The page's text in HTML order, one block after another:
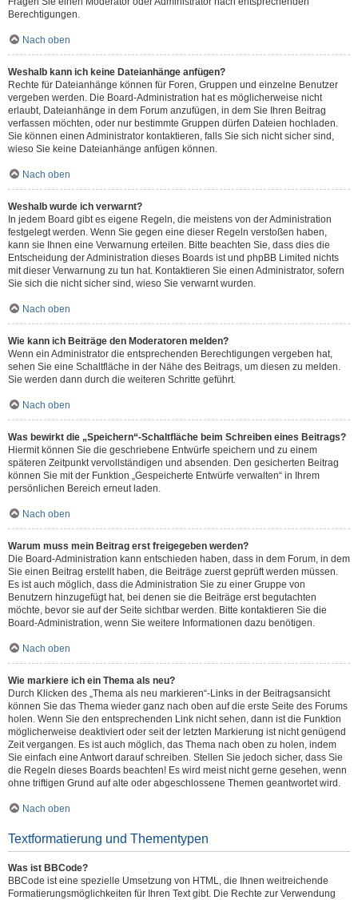
Berechtigungen.
Nach oben
Weshalb kann ich keine Dateianhänge anfügen?
Rechte für Dateianhänge können für Foren, Gruppen und einzelne Benutzer
vergeben werden. Die Board-Administration hat es möglicherweise nicht
erlaubt, Dateianhänge in dem Forum anzufügen, in dem Sie Ihren Beitrag
verfassen möchten, oder nur bestimmte Gruppen dürfen Dateien hochladen.
Sie können einen Administrator kontaktieren, falls Sie sich nicht sicher sind,
wieso Sie keine Dateianhänge anfügen können.
Nach oben
Weshalb wurde ich verwarnt?
In jedem Board gibt es eigene Regeln, die meistens von der Administration
festgelegt werden. Wenn Sie gegen eine dieser Regeln verstoßen haben,
kann sie Ihnen eine Verwarnung erteilen. Bitte beachten Sie, dass dies die
Entscheidung der Administration dieses Boards ist und phpBB Limited nichts
mit dieser Verwarnung zu tun hat. Kontaktieren Sie einen Administrator, sofern
Sie sich die nicht sicher sind, wieso Sie verwarnt wurden.
Nach oben
Wie kann ich Beiträge den Moderatoren melden?
Wenn ein Administrator die entsprechenden Berechtigungen vergeben hat,
sehen Sie eine Schaltfläche in der Nähe des Beitrags, um diesen zu melden.
Sie werden dann durch die weiteren Schritte geführt.
Nach oben
Was bewirkt die „Speichern“-Schaltfläche beim Schreiben eines Beitrags?
Hiermit können Sie die geschriebene Entwürfe speichern und zu einem
späteren Zeitpunkt vervollständigen und absenden. Den gesicherten Beitrag
können Sie mit der Funktion „Gespeicherte Entwürfe verwalten“ in Ihrem
persönlichen Bereich erneut laden.
Nach oben
Warum muss mein Beitrag erst freigegeben werden?
Die Board-Administration kann entschieden haben, dass in dem Forum, in dem
Sie einen Beitrag erstellt haben, die Beiträge zuerst geprüft werden müssen.
Es ist auch möglich, dass die Administration Sie zu einer Gruppe von
Benutzern hinzugefügt hat, bei denen sie die Beiträge erst begutachten
möchte, bevor sie auf der Seite sichtbar werden. Bitte kontaktieren Sie die
Board-Administration, wenn Sie weitere Informationen dazu benötigen.
Nach oben
Wie markiere ich ein Thema als neu?
Durch Klicken des „Thema als neu markieren“-Links in der Beitragsansicht
können Sie das Thema wieder ganz nach oben auf die erste Seite des Forums
holen. Wenn Sie den entsprechenden Link nicht sehen, dann ist die Funktion
möglicherweise deaktiviert oder seit der letzten Markierung ist nicht genügend
Zeit vergangen. Es ist auch möglich, das Thema nach oben zu holen, indem
Sie einfach eine Antwort darauf schreiben. Stellen Sie jedoch sicher, dass Sie
die Regeln dieses Boards beachten! Es wird meist nicht gerne gesehen, wenn
ohne triftigen Grund auf alte oder abgeschlossene Themen geantwortet wird.
Nach oben
Textformatierung und Thementypen
Was ist BBCode?
BBCode ist eine spezielle Umsetzung von HTML, die Ihnen weitreichende
Formatierungsmöglichkeiten für Ihren Text gibt. Die Rechte zur Verwendung